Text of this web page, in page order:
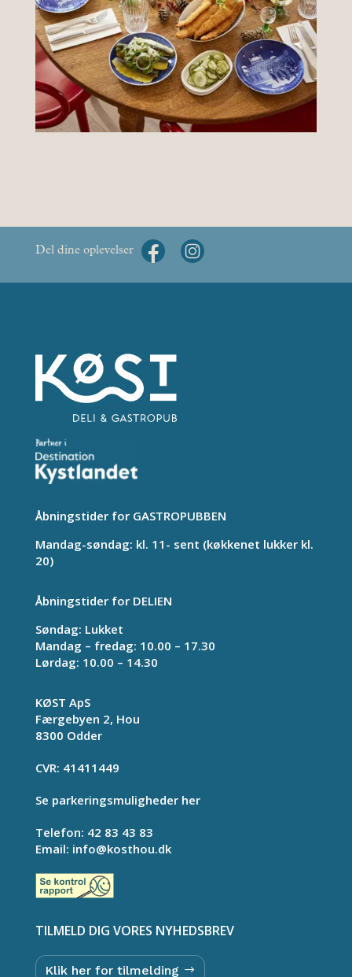
Del dine oplevelser
Åbningstider for GASTROPUBBEN
Mandag-søndag: kl. 11- sent (køkkenet lukker kl.
20)
Åbningstider for DELIEN
Søndag: Lukket
Mandag – fredag: 10.00 – 17.30
Lørdag: 10.00 – 14.30
KØST ApS
Færgebyen 2, Hou
8300 Odder
CVR: 41411449
Se parkeringsmuligheder her
Telefon: 42 83 43 83
Email: info@kosthou.dk
TILMELD DIG VORES NYHEDSBREV
Klik her for tilmelding